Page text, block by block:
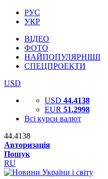
РУС
УКР
ВІДЕО
ФОТО
НАЙПОПУЛЯРНІШІ
СПЕЦПРОЕКТИ
USD
USD 44.4138
EUR 51.2998
Всі курси валют
44.4138
Авторизація
Пошук
RU